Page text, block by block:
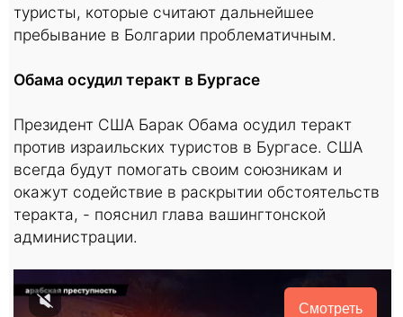
туристы, которые считают дальнейшее
пребывание в Болгарии проблематичным.
Обама осудил теракт в Бургасе
Президент США Барак Обама осудил теракт
против израильских туристов в Бургасе. США
всегда будут помогать своим союзникам и
окажут содействие в раскрытии обстоятельств
теракта, - пояснил глава вашингтонской
администрации.
Смотреть